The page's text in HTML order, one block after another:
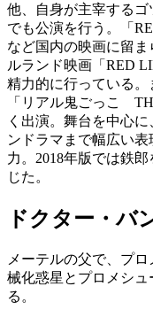
他、自身が主宰する
でも公演を行う。「
など国内の映画に留
ルランド映画「RED
精力的に行っている。
「リアル鬼ごっこ
く出演。舞台を中心
ンドラマまで幅広い
力。2018年版では鉄
じた。
ドクター・バ
メーテルの父で、プ
械化惑星とプロメシ
る。